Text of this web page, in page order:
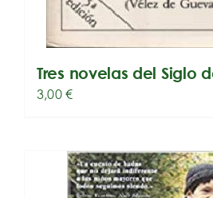
Tres novelas del Siglo
3,00€